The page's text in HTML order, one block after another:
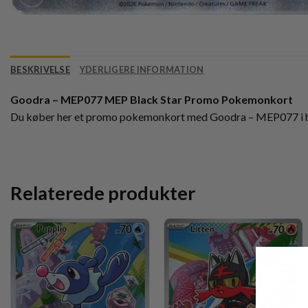
BESKRIVELSE YDERLIGERE INFORMATION
Goodra – MEP077 MEP Black Star Promo Pokemonkort
Du køber her et promo pokemonkort med Goodra – MEP077 i
Relaterede produkter